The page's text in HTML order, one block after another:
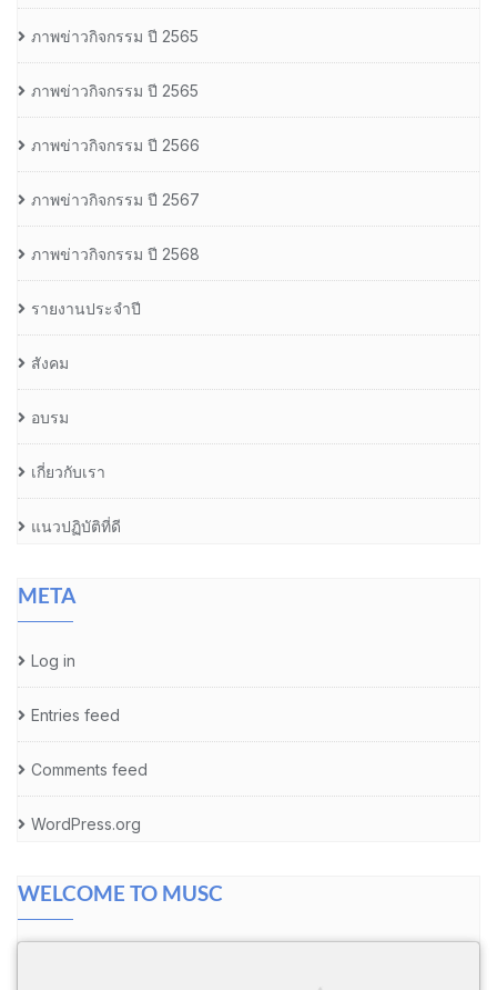
ภาพข่าวกิจกรรม ปี 2565
ภาพข่าวกิจกรรม ปี 2565
ภาพข่าวกิจกรรม ปี 2566
ภาพข่าวกิจกรรม ปี 2567
ภาพข่าวกิจกรรม ปี 2568
รายงานประจำปี
สังคม
อบรม
เกี่ยวกับเรา
แนวปฏิบัติที่ดี
META
Log in
Entries feed
Comments feed
WordPress.org
WELCOME TO MUSC